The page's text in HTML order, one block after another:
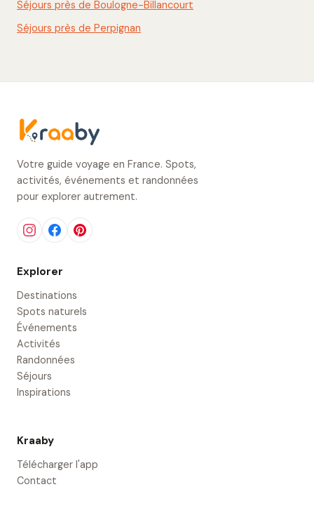
Séjours près de Boulogne-Billancourt
Séjours près de Perpignan
Votre guide voyage en France. Spots,
activités, événements et randonnées
pour explorer autrement.
Explorer
Destinations
Spots naturels
Événements
Activités
Randonnées
Séjours
Inspirations
Kraaby
Télécharger l'app
Contact